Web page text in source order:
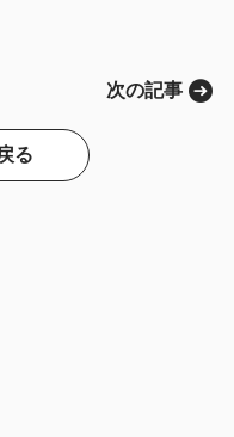
る
次の記事